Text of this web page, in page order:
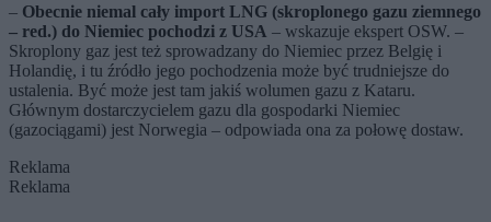
– Obecnie niemal cały import LNG (skroplonego gazu ziemnego
– red.) do Niemiec pochodzi z USA – wskazuje ekspert OSW. –
Skroplony gaz jest też sprowadzany do Niemiec przez Belgię i
Holandię, i tu źródło jego pochodzenia może być trudniejsze do
ustalenia. Być może jest tam jakiś wolumen gazu z Kataru.
Głównym dostarczycielem gazu dla gospodarki Niemiec
(gazociągami) jest Norwegia – odpowiada ona za połowę dostaw.
Reklama
Reklama